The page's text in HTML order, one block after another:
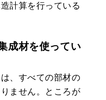
計算を行っている
成材を使ってい
、すべての部材の
ません。ところが